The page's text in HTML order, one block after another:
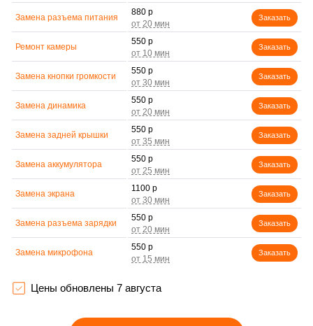
Замена разъема питания
880 р
Заказать
Ремонт камеры
550 р
Заказать
Замена кнопки громкости
550 р
Заказать
Замена динамика
550 р
Заказать
Замена задней крышки
550 р
Заказать
Замена аккумулятора
550 р
Заказать
Замена экрана
1100 р
Заказать
Замена разъема зарядки
550 р
Заказать
Замена микрофона
550 р
Заказать
Замена мембраны
Цены обновлены 7 августа